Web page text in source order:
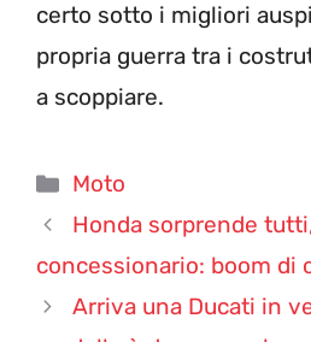
certo sotto i migliori
propria guerra tra i
a scoppiare.
Categorie
Moto
Honda sorprende
concessionario: boom di
Arriva una Ducati in